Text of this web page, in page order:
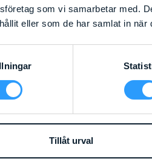
som vi samarbetar med.
eller som de har samlat in när
Tillåt urval
av